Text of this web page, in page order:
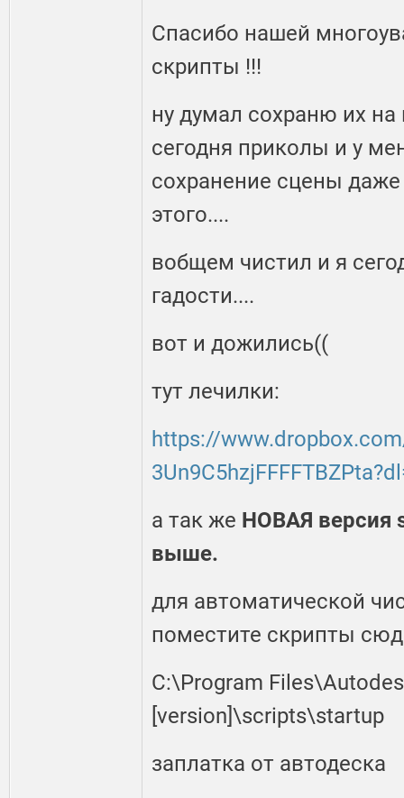
Спасибо нашей
скрипты !!!
ну думал сохраню их на
сегодня приколы и у
сохранение сцены даже
этого....
вобщем чистил и я
гадости....
вот и дожились((
тут лечилки:
https://
а так же НОВАЯ версия
выше.
для автоматической
поместите скрипты
C:\Program
[version]\scripts\startup
заплатка от автодеска